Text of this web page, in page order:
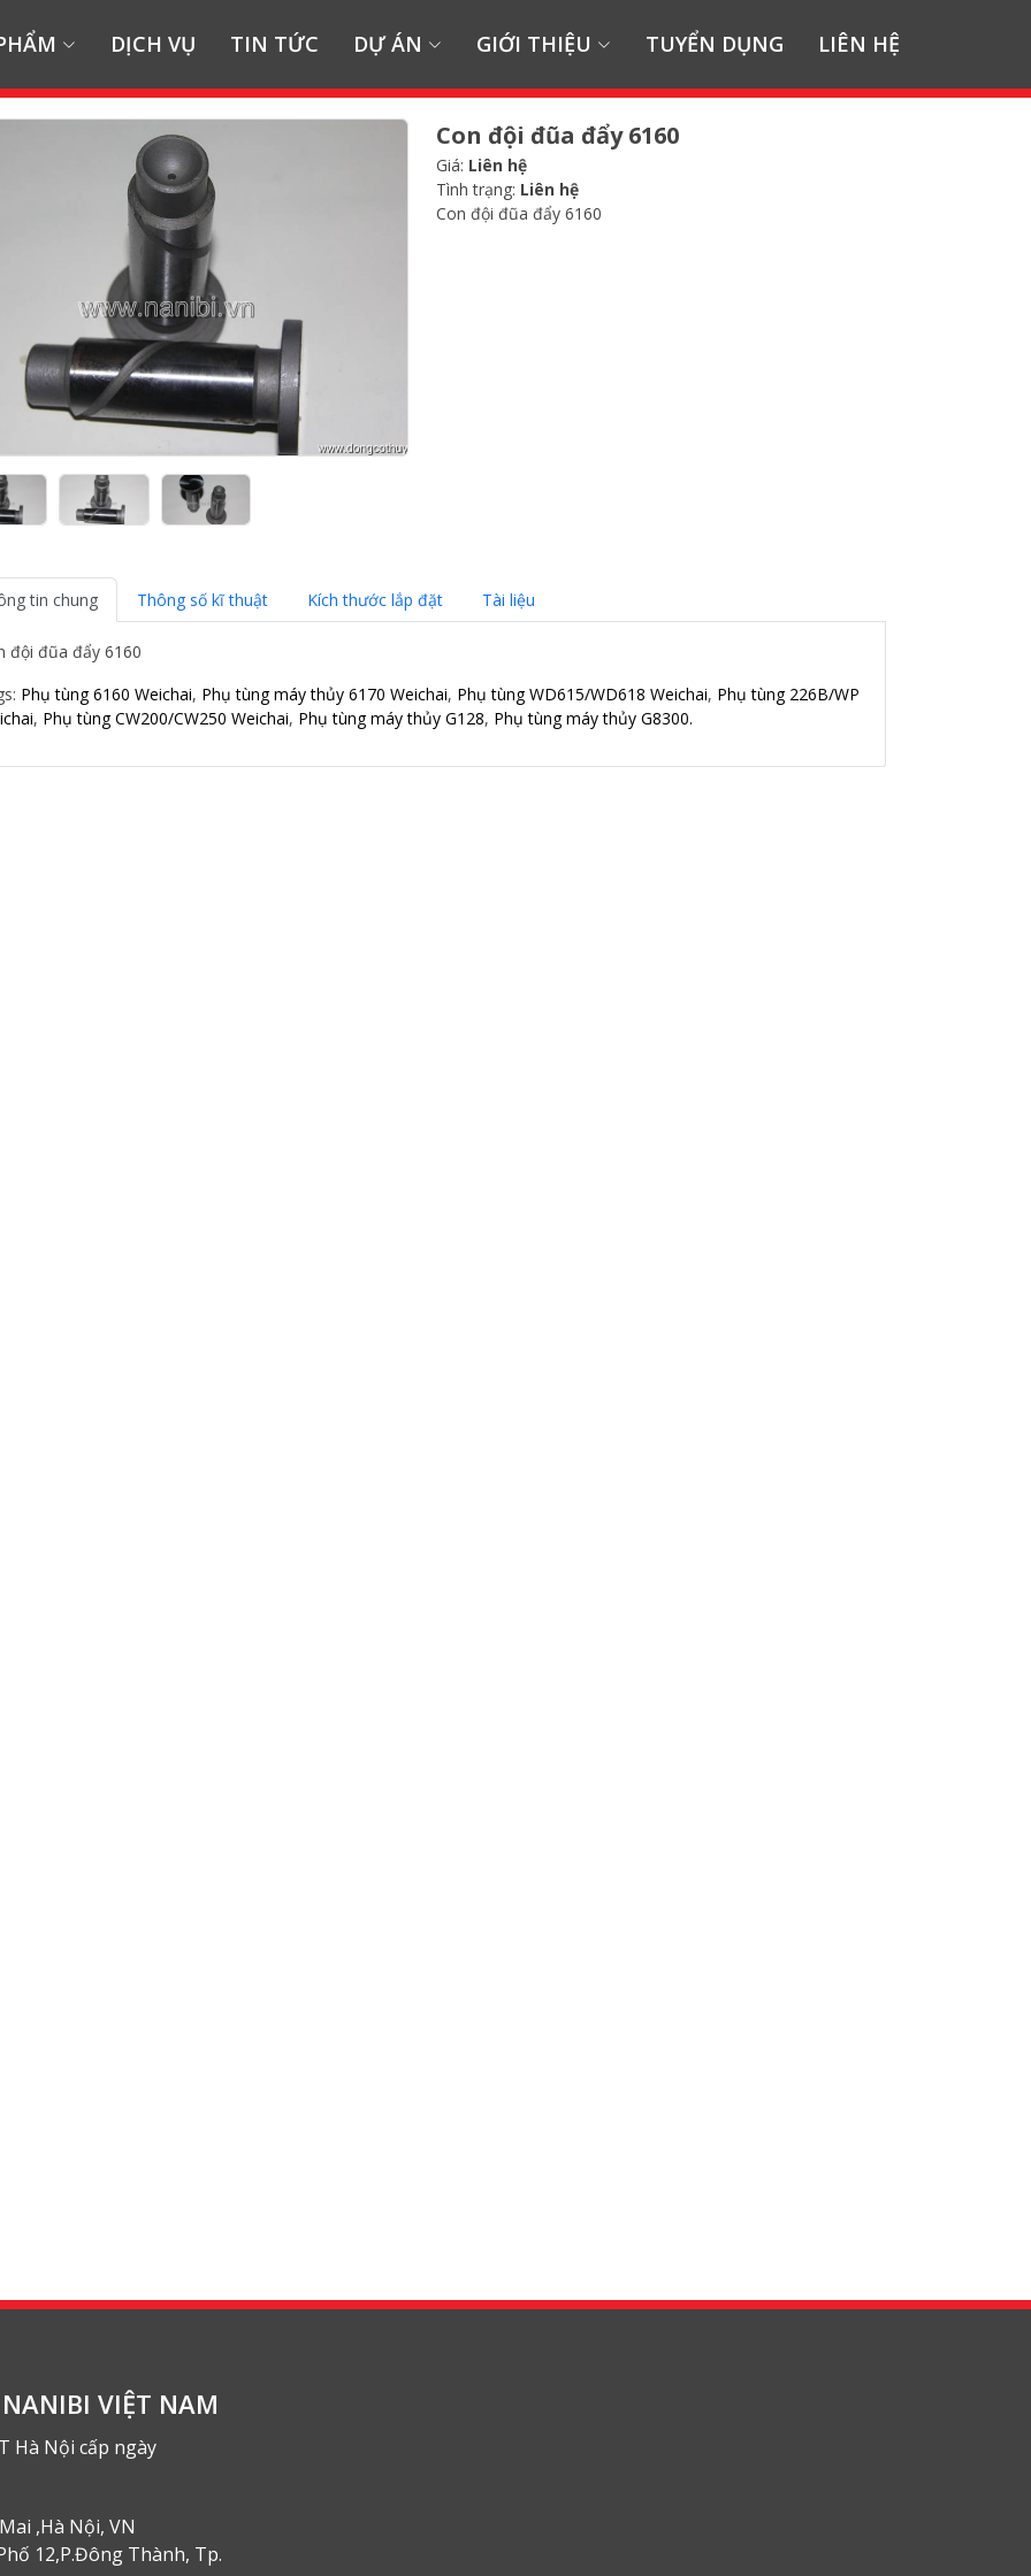
DỊCH VỤ TIN TỨC DỰ ÁN GIỚI THIỆU TUYỂN DỤNG LIÊN HỆ
Con đội đũa đẩy 6160
Giá: Liên hệ
Tình trạng: Liên hệ
Con đội đũa đẩy 6160
tin chung Thông số kĩ thuật Kích thước lắp đặt Tài liệu
đội đũa đẩy 6160
Phụ tùng 6160 Weichai, Phụ tùng máy thủy 6170 Weichai, Phụ tùng WD615/WD618 Weichai, Phụ tùng 226B/WP
, Phụ tùng CW200/CW250 Weichai, Phụ tùng máy thủy G128, Phụ tùng máy thủy G8300.
VIỆT NAM
Hà Nội cấp ngày
,Hà Nội, VN
12,P.Đông Thành, Tp.